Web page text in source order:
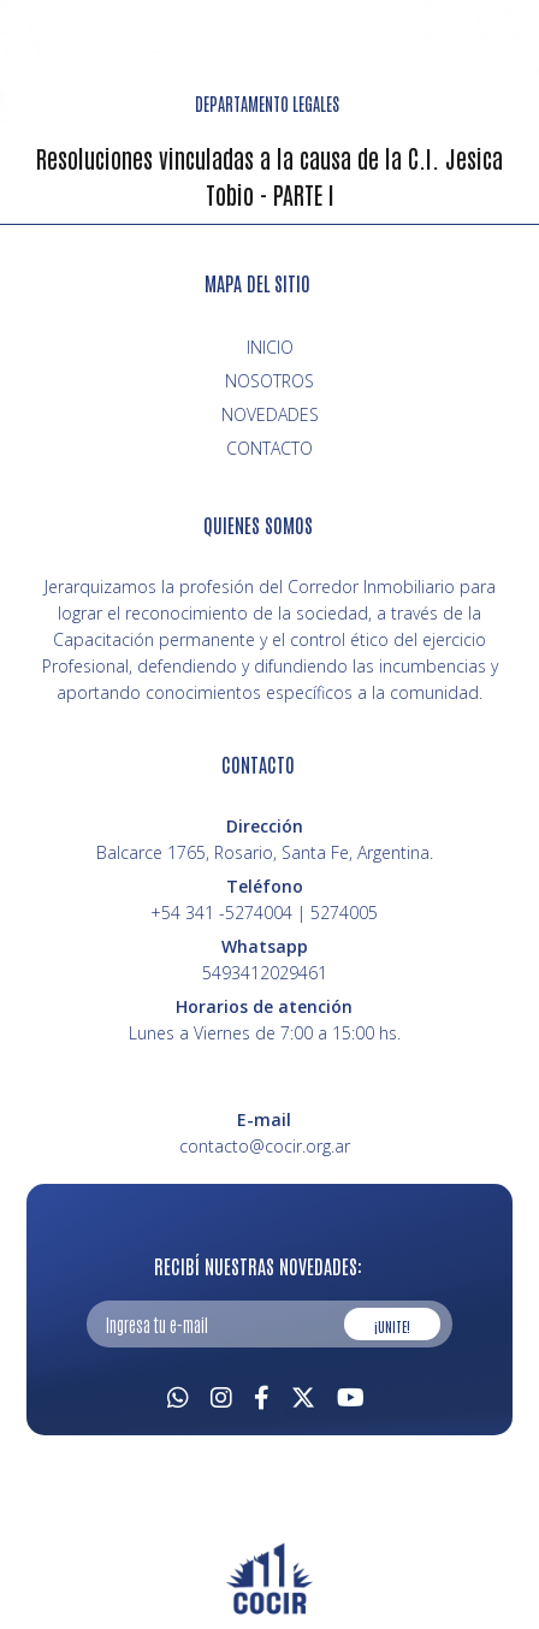
DEPARTAMENTO LEGALES
Resoluciones vinculadas a la causa de la C.I. Jesica
Tobio - PARTE I
RECIBÍ NUESTRAS NOVEDADES:
¡UNITE!
MAPA DEL SITIO
INICIO
NOVEDADES
CONTACTO
QUIENES SOMOS
Jerarquizamos la profesión del Corredor Inmobiliario para
lograr el reconocimiento de la sociedad, a través de la
Capacitación permanente y el control ético del ejercicio
Profesional, defendiendo y difundiendo las incumbencias y
aportando conocimientos específicos a la comunidad.
CONTACTO
Dirección
Balcarce 1765, Rosario, Santa Fe, Argentina.
Teléfono
+54 341 -5274004 | 5274005
Whatsapp
5493412029461
Horarios de atención
Lunes a Viernes de 7:00 a 15:00 hs.
E-mail
contacto@cocir.org.ar